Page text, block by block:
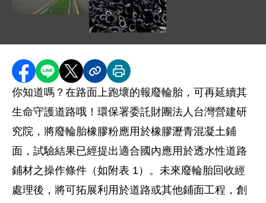
圖片說明：1021008 新聞稿附件 - 橡膠瀝青式鋪路段
分享至 Facebook
分享到 LINE
分享到 X分享內容連結
列印本頁
你知道嗎？在路面上跑壞的報廢輪胎，可再延續其
生命守護道路哦！環保署委託財團法人台灣營建研
究院，將廢輪胎橡膠粉應用於橡膠瀝青混凝土鋪
面，試驗結果已經提出適合國內應用於透水性道路
鋪材之操作條件（如附表 1）。未來廢輪胎回收經
處理後，將可拓展利用於道路或其他鋪面工程，創